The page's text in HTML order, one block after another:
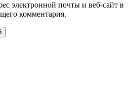
электронной почты и веб-сайт в
комментария.